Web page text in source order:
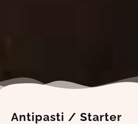
Antipasti / Starter